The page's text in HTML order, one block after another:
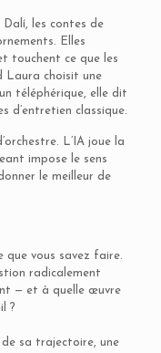
les contes de
Elles
touchent ce que les
Laura choisit une
téléphérique, elle dit
d’entretien classique.
L’IA joue la
impose le sens
le meilleur de
que vous savez faire.
radicalement
— et à quelle œuvre
?
sa trajectoire, une